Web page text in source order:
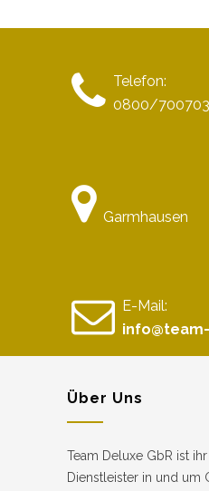
Telefon:
0800/
Garmhausen
E-Mail:
Über Uns
Team Deluxe GbR ist
Dienstleister in und um